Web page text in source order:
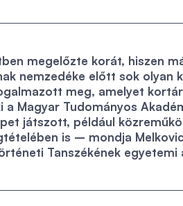
megelőzte korát, hiszen
nemzedéke előtt sok olyan
meg, amelyet
Magyar Tudományos
játszott, például
is – mondja
Tanszékének egyetemi